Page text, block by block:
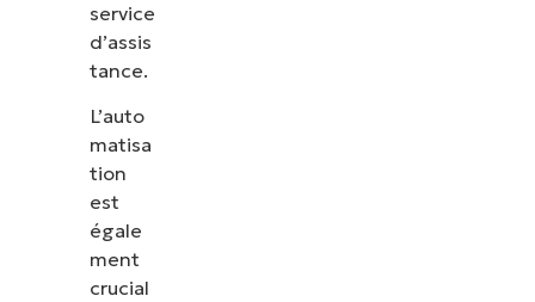
service
d’assis
tance.
L’auto
matisa
tion
est
égale
ment
crucial